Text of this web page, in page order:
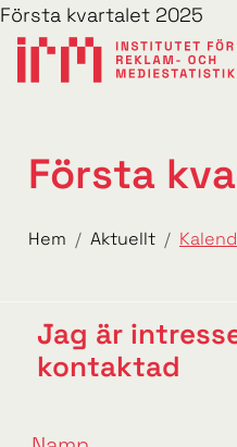
Första kvartalet 2025
Första
Hem Aktuellt
Jag är
kontaktad